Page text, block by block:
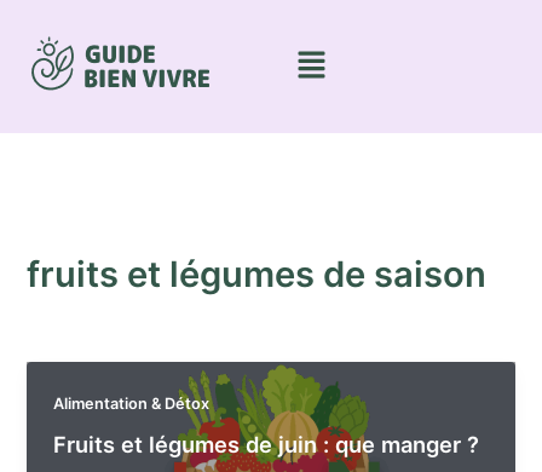
contenu
Menu
fruits et légumes de saison
Alimentation & Détox
Fruits et légumes de juin : que manger ?